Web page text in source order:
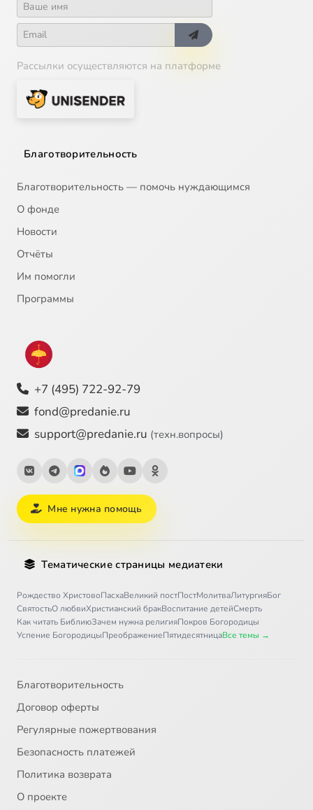
Рассылки осуществляются на платформе
Благотворительность
Благотворительность — помочь нуждающимся
О фонде
Новости
Отчёты
Им помогли
Программы
+7 (495) 722-92-79
fond@predanie.ru
support@predanie.ru (техн.вопросы)
Мне нужна помощь
Тематические страницы медиатеки
Рождество ХристовоПасхаВеликий постПостМолитваЛитургияБог
СвятостьО любвиХристианский бракВоспитание детейСмерть
Как читать БиблиюЗачем нужна религияПокров Богородицы
Успение БогородицыПреображениеПятидесятницаВсе темы →
Благотворительность
Договор оферты
Регулярные пожертвования
Безопасность платежей
Политика возврата
О проекте